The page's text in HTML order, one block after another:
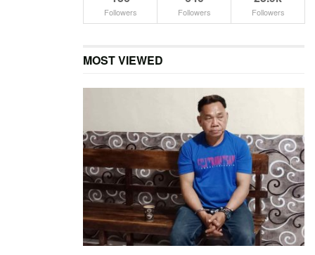
Followers Followers Followers
MOST VIEWED